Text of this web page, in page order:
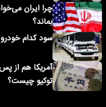
چرا ایران
بماند؟
سود کدام
آمریکا هم از
توکیو چیست؟